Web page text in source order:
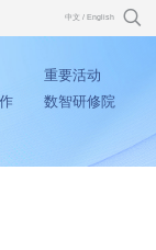
中文 / English
重要活动
数智研修院